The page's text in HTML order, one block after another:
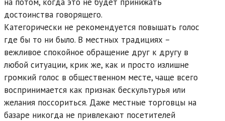
достоинства говорящего.
Категорически не рекомендуется повышать голос
где бы то ни было. В местных традициях –
вежливое спокойное обращение друг к другу в
любой ситуации, крик же, как и просто излишне
громкий голос в общественном месте, чаще всего
воспринимается как признак бескультурья или
желания поссориться. Даже местные торговцы на
базаре никогда не привлекают посетителей